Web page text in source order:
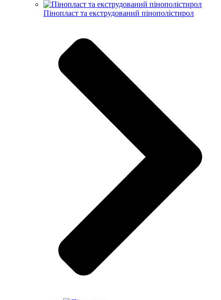
Пінопласт та екструдований пінополістирол